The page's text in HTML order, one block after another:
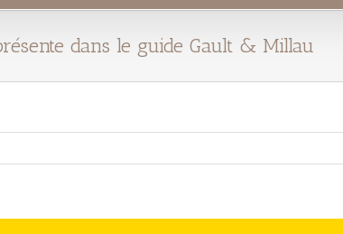
dans le guide Gault & Millau